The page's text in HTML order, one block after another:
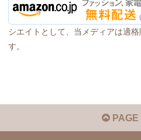
シエイトとして、当メディアは適
す。
PAGE